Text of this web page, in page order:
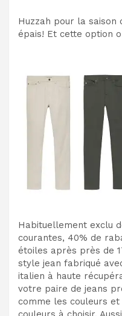
Huzzah pour la saison
épais! Et cette option
Habituellement exclu
courantes, 40% de
étoiles après près de
style jean fabriqué
italien à haute
votre paire de jeans
comme les couleurs